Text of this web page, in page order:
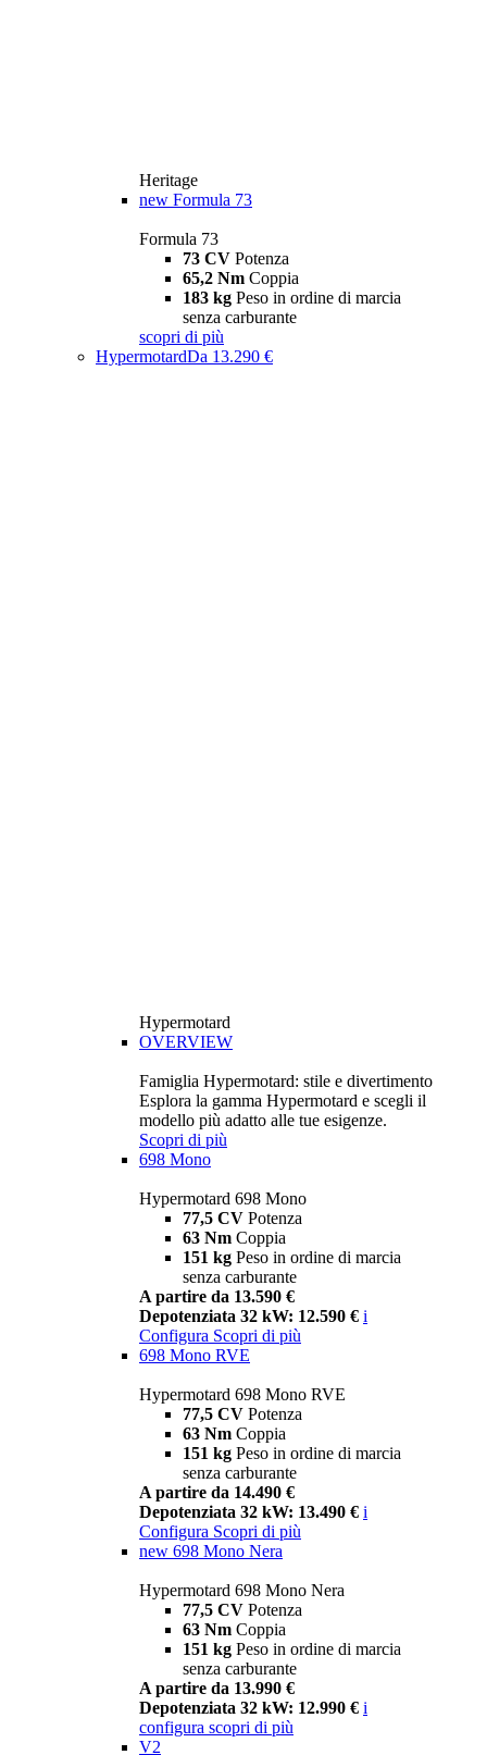
Heritage
new Formula 73
Formula 73
73 CV Potenza
65,2 Nm Coppia
183 kg Peso in ordine di marcia
senza carburante
scopri di più
HypermotardDa 13.290 €
Hypermotard
OVERVIEW
Famiglia Hypermotard: stile e divertimento
Esplora la gamma Hypermotard e scegli il
modello più adatto alle tue esigenze.
Scopri di più
698 Mono
Hypermotard 698 Mono
77,5 CV Potenza
63 Nm Coppia
151 kg Peso in ordine di marcia
senza carburante
A partire da 13.590 €
Depotenziata 32 kW: 12.590 € i
Configura Scopri di più
698 Mono RVE
Hypermotard 698 Mono RVE
77,5 CV Potenza
63 Nm Coppia
151 kg Peso in ordine di marcia
senza carburante
A partire da 14.490 €
Depotenziata 32 kW: 13.490 € i
Configura Scopri di più
new 698 Mono Nera
Hypermotard 698 Mono Nera
77,5 CV Potenza
63 Nm Coppia
151 kg Peso in ordine di marcia
senza carburante
A partire da 13.990 €
Depotenziata 32 kW: 12.990 € i
configura scopri di più
V2